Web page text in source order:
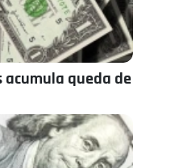
acumula queda de